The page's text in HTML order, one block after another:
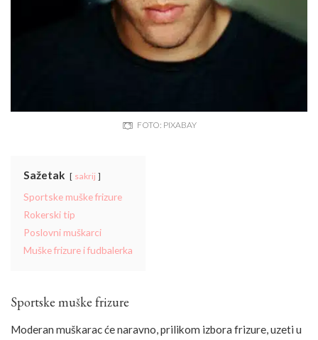
FOTO: PIXABAY
Sažetak sakrij
Sportske muške frizure
Rokerski tip
Poslovni muškarci
Muške frizure i fudbalerka
Sportske muške frizure
Moderan muškarac će naravno, prilikom izbora frizure, uzeti u